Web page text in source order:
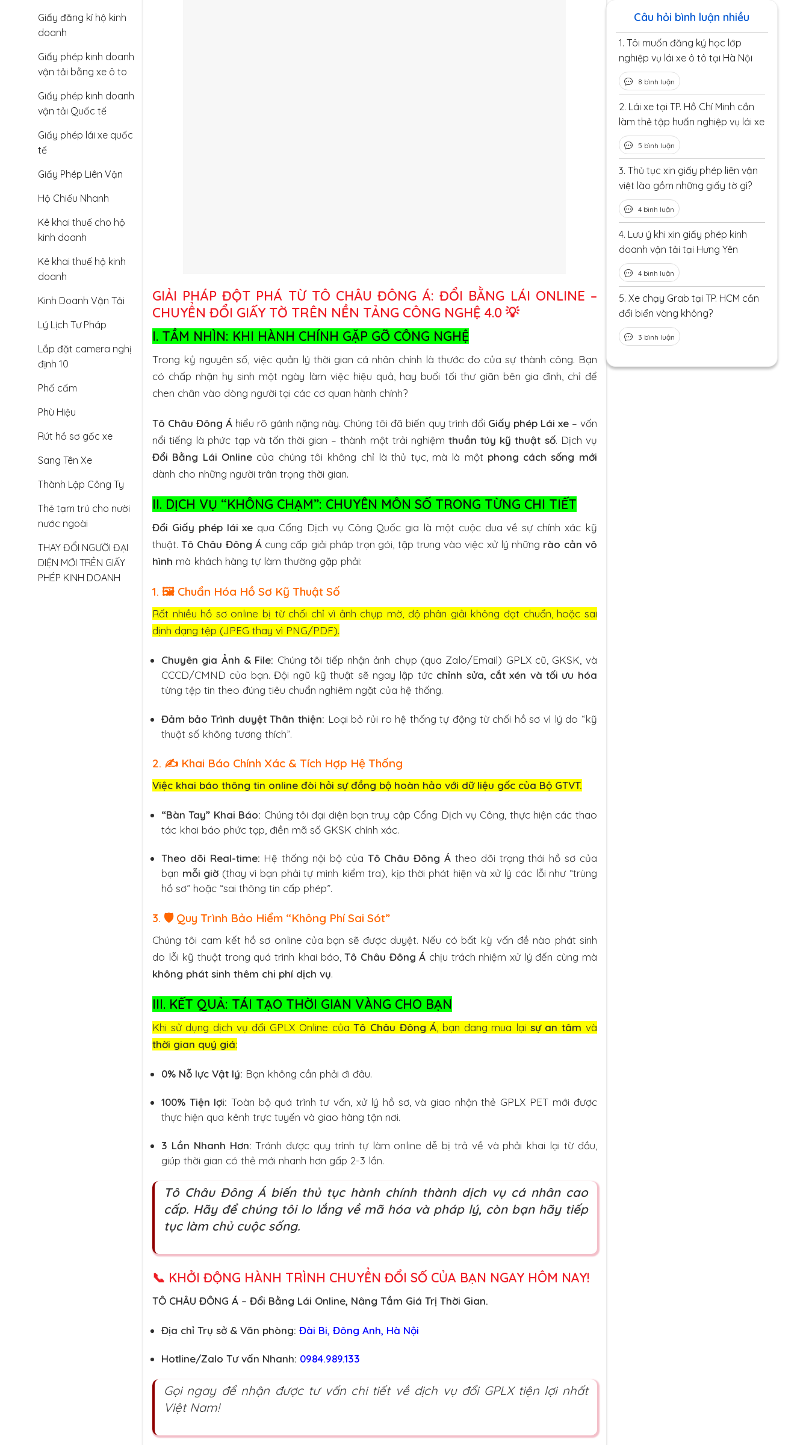
Giấy đăng kí hộ kinh
doanh
Giấy phép kinh doanh
vận tải bằng xe ô to
Giấy phép kinh doanh
vận tải Quốc tế
Giấy phép lái xe quốc
tế
Giấy Phép Liên Vận
Hộ Chiếu Nhanh
Kê khai thuế cho hộ
kinh doanh
Kê khai thuế hộ kinh
doanh
Kinh Doanh Vận Tải
Lý Lịch Tư Pháp
Lắp đặt camera nghị
định 10
Phố cấm
Phù Hiệu
Rút hồ sơ gốc xe
Sang Tên Xe
Thành Lập Công Ty
Thẻ tạm trú cho nười
nước ngoài
THAY ĐỔI NGƯỜI ĐẠI
DIỆN MỚI TRÊN GIẤY
PHÉP KINH DOANH
GIẢI PHÁP ĐỘT PHÁ TỪ TÔ CHÂU ĐÔNG Á: ĐỔI BẰNG LÁI ONLINE –
CHUYỂN ĐỔI GIẤY TỜ TRÊN NỀN TẢNG CÔNG NGHỆ 4.0 💡
I. TẦM NHÌN: KHI HÀNH CHÍNH GẶP GỠ CÔNG NGHỆ
Trong kỷ nguyên số, việc quản lý thời gian cá nhân chính là thước đo của sự thành công. Bạn
có chấp nhận hy sinh một ngày làm việc hiệu quả, hay buổi tối thư giãn bên gia đình, chỉ để
chen chân vào dòng người tại các cơ quan hành chính?
Tô Châu Đông Á hiểu rõ gánh nặng này. Chúng tôi đã biến quy trình đổi Giấy phép Lái xe– vốn
nổi tiếng là phức tạp và tốn thời gian – thành một trải nghiệm thuần túy kỹ thuật số. Dịch vụ
Đổi Bằng Lái Onlinecủa chúng tôi không chỉ là thủ tục, mà là một phong cách sống mới
dành cho những người trân trọng thời gian.
II. DỊCH VỤ “KHÔNG CHẠM”: CHUYÊN MÔN SỐ TRONG TỪNG CHI TIẾT
Đổi Giấy phép lái xe qua Cổng Dịch vụ Công Quốc gia là một cuộc đua về sự chính xác kỹ
thuật.Tô Châu Đông Ácung cấp giải pháp trọn gói, tập trung vào việc xử lý những rào cản vô
hình mà khách hàng tự làm thường gặp phải:
1. 🖼️ Chuẩn Hóa Hồ Sơ Kỹ Thuật Số
Rất nhiều hồ sơ online bị từ chối chỉ vì ảnh chụp mờ, độ phân giải không đạt chuẩn, hoặc sai
định dạng tệp (JPEG thay vì PNG/PDF).
Chuyên gia Ảnh & File: Chúng tôi tiếp nhận ảnh chụp (qua Zalo/Email) GPLX cũ, GKSK, và
CCCD/CMND của bạn. Đội ngũ kỹ thuật sẽ ngay lập tức chỉnh sửa, cắt xén và tối ưu hóa
từng tệp tin theo đúng tiêu chuẩn nghiêm ngặt của hệ thống.
Đảm bảo Trình duyệt Thân thiện: Loại bỏ rủi ro hệ thống tự động từ chối hồ sơ vì lý do “kỹ
thuật số không tương thích”.
2. ✍️ Khai Báo Chính Xác & Tích Hợp Hệ Thống
Việc khai báo thông tin online đòi hỏi sự đồng bộ hoàn hảo với dữ liệu gốc của Bộ GTVT.
“Bàn Tay” Khai Báo: Chúng tôi đại diện bạn truy cập Cổng Dịch vụ Công, thực hiện các thao
tác khai báo phức tạp, điền mã số GKSK chính xác.
Theo dõi Real-time: Hệ thống nội bộ của Tô Châu Đông Á theo dõi trạng thái hồ sơ của
bạn mỗi giờ (thay vì bạn phải tự mình kiểm tra), kịp thời phát hiện và xử lý các lỗi như “trùng
hồ sơ” hoặc “sai thông tin cấp phép”.
3. 🛡️ Quy Trình Bảo Hiểm “Không Phí Sai Sót”
Chúng tôi cam kết hồ sơ online của bạn sẽ được duyệt. Nếu có bất kỳ vấn đề nào phát sinh
do lỗi kỹ thuật trong quá trình khai báo,Tô Châu Đông Á chịu trách nhiệm xử lý đến cùng mà
không phát sinh thêm chi phí dịch vụ.
III. KẾT QUẢ: TÁI TẠO THỜI GIAN VÀNG CHO BẠN
Khi sử dụng dịch vụ đổi GPLX Online củaTô Châu Đông Á , bạn đang mua lại sự an tâm và
thời gian quý giá:
0% Nỗ lực Vật lý: Bạn không cần phải đi đâu.
100% Tiện lợi: Toàn bộ quá trình tư vấn, xử lý hồ sơ, và giao nhận thẻ GPLX PET mới được
thực hiện qua kênh trực tuyến và giao hàng tận nơi.
3 Lần Nhanh Hơn: Tránh được quy trình tự làm online dễ bị trả về và phải khai lại từ đầu,
giúp thời gian có thẻ mới nhanh hơn gấp 2-3 lần.
Tô Châu Đông Á biến thủ tục hành chính thành dịch vụ cá nhân cao
cấp. Hãy để chúng tôi lo lắng về mã hóa và pháp lý, còn bạn hãy tiếp
tục làm chủ cuộc sống.
📞 KHỞI ĐỘNG HÀNH TRÌNH CHUYỂN ĐỔI SỐ CỦA BẠN NGAY HÔM NAY!
TÔ CHÂU ĐÔNG Á – Đổi Bằng Lái Online, Nâng Tầm Giá Trị Thời Gian.
Địa chỉ Trụ sở & Văn phòng: Đài Bi, Đông Anh, Hà Nội
Hotline/Zalo Tư vấn Nhanh: 0984.989.133
Gọi ngay để nhận được tư vấn chi tiết về dịch vụ đổi GPLX tiện lợi nhất
Việt Nam!
Câu hỏi bình luận nhiều
1. Tôi muốn đăng ký học lớp
nghiệp vụ lái xe ô tô tại Hà Nội
8 bình luận
2. Lái xe tại TP. Hồ Chí Minh cần
làm thẻ tập huấn nghiệp vụ lái xe
5 bình luận
3. Thủ tục xin giấy phép liên vận
việt lào gồm những giấy tờ gì?
4 bình luận
4. Lưu ý khi xin giấy phép kinh
doanh vận tải tại Hưng Yên
4 bình luận
5. Xe chạy Grab tại TP. HCM cần
đổi biển vàng không?
3 bình luận